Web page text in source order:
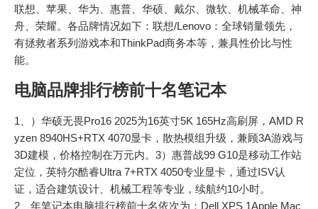
联想、苹果、华为、惠普、华硕、戴尔、微软、机械革命、神
舟、荣耀。各品牌情况如下：联想/Lenovo：全球销量领先，
有拯救者系列游戏本和ThinkPad商务本等，兼具性价比与性
能。
电脑品牌排行榜前十名笔记本
1、）华硕无畏Pro16 2025为16英寸5K 165Hz高刷屏，AMD R
yzen 8940HS+RTX 4070显卡，散热模组升级，兼顾3A游戏与
3D建模，价格控制在万元内。3）惠普战99 G10是移动工作站
定位，英特尔酷睿Ultra 7+RTX 4050专业显卡，通过ISV认
证，适合建筑设计、机械工程等专业，续航约10小时。
2、年笔记本电脑排行榜前十名依次为：Dell XPS 1Apple Mac